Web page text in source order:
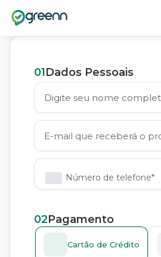
01Dados Pessoais
Número de telefone*
02Pagamento
Cartão de Crédito